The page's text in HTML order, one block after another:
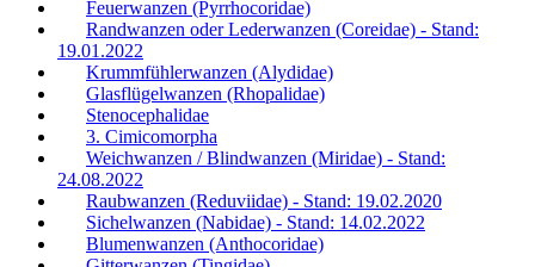
Feuerwanzen (Pyrrhocoridae)
Randwanzen oder Lederwanzen (Coreidae) - Stand:
19.01.2022
Krummfühlerwanzen (Alydidae)
Glasflügelwanzen (Rhopalidae)
Stenocephalidae
3. Cimicomorpha
Weichwanzen / Blindwanzen (Miridae) - Stand:
24.08.2022
Raubwanzen (Reduviidae) - Stand: 19.02.2020
Sichelwanzen (Nabidae) - Stand: 14.02.2022
Blumenwanzen (Anthocoridae)